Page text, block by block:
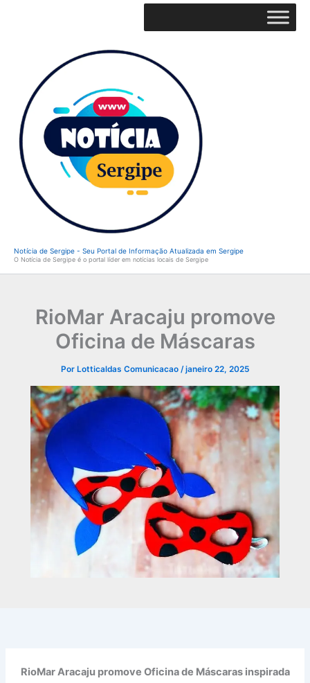
Notícia de Sergipe - Seu Portal de Informação Atualizada em Sergipe
O Notícia de Sergipe é o portal líder em notícias locais de Sergipe
RioMar Aracaju promove
Oficina de Máscaras
Por Lotticaldas Comunicacao /janeiro 22, 2025
RioMar Aracaju promove Oficina de Máscaras inspirada